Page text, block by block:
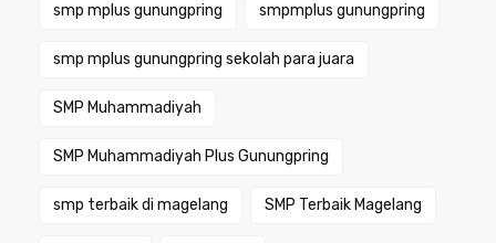
smp mplus gunungpring smpmplus gunungpring
smp mplus gunungpring sekolah para juara
SMP Muhammadiyah
SMP Muhammadiyah Plus Gunungpring
smp terbaik di magelang SMP Terbaik Magelang